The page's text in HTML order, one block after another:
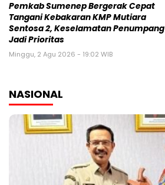
Pemkab Sumenep Bergerak Cepat
Tangani Kebakaran KMP Mutiara
Sentosa 2, Keselamatan Penumpang
Jadi Prioritas
Minggu, 2 Agu 2026 - 19:02 WIB
NASIONAL